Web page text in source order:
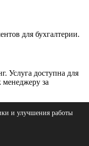
для бухгалтерии.
Услуга доступна для
за
подходящий.
и улучшения работы